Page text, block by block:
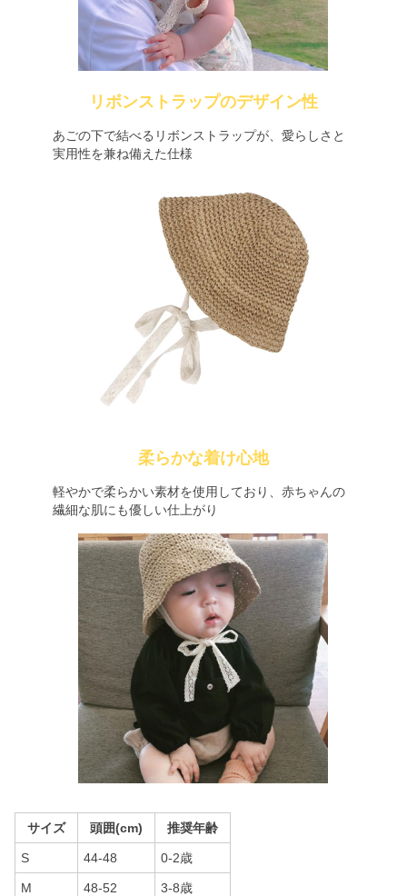
リボンストラップのデザイン性
あごの下で結べるリボンストラップが、愛らしさと
実用性を兼ね備えた仕様
柔らかな着け心地
軽やかで柔らかい素材を使用しており、赤ちゃんの
繊細な肌にも優しい仕上がり
サイズ 頭囲(cm) 推奨年齢
S 44-48 0-2歳
M 48-52 3-8歳